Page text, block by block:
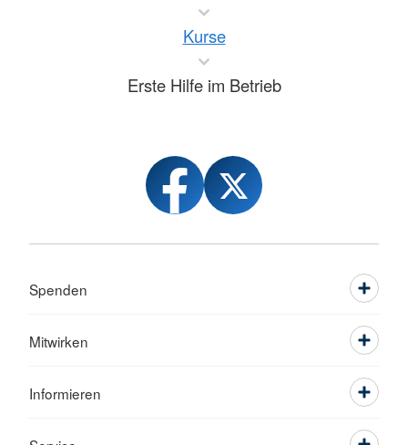
Kurse
Erste Hilfe im Betrieb
Spenden
Mitwirken
Informieren